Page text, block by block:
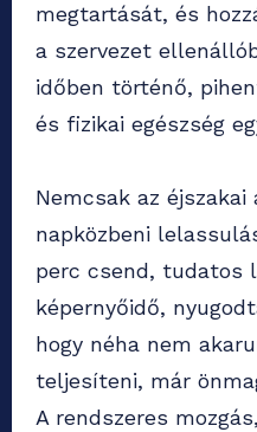
megtartását, és
a szervezet
időben történő,
és fizikai egészség
Nemcsak az
napközbeni
perc csend, tudatos
képernyőidő,
hogy néha nem
teljesíteni, már
A rendszeres